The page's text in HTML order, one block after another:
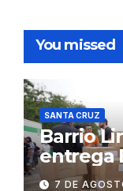
You missed
SANTA CRUZ
Barrio
entrega
insumos
7 DE